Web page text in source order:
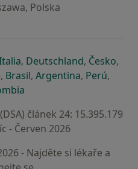
Polska
nové záložce
otevře v nové záložce
se otevře v nové záložce
, Deutschlandse otevře v
, Českose
,
záložce
v nové záložce
se otevře v nové záložce
, Brasilse otevře v nové
, Argentinase otevře v
, Perúse
,
článek 24: 15.395.179
- Červen 2026
- Najděte si lékaře a